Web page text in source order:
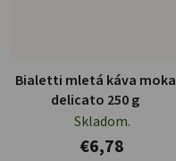
Bialetti mletá káva moka
delicato 250 g
Skladom.
€6,78